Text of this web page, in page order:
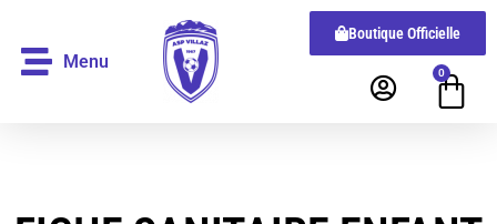
Menu
Boutique Officielle
0